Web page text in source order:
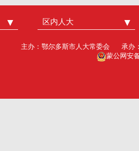
区内人大
内蒙古人大
包头人大
巴彦淖尔市人大
主办：鄂尔多斯市人大常委会
承办
蒙公网安